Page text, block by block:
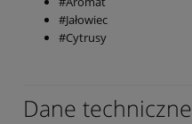
#Jałowiec
#Cytrusy
Dane techniczne